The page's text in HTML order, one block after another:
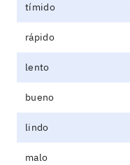
tímido
rápido
lento
bueno
lindo
malo